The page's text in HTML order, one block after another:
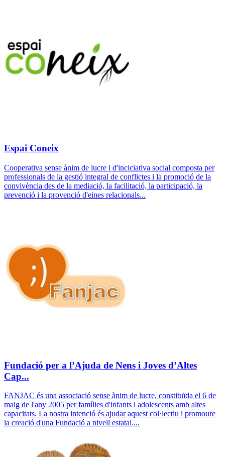
Espai Coneix
Cooperativa sense ànim de lucre i d'inciciativa social composta per
professionals de la gestió integral de conflictes i la promoció de la
convivència des de la mediació, la facilitació, la participació, la
prevenció i la provenció d'eines relacionals...
Fundació per a l’Ajuda de Nens i Joves d’Altes
Cap...
FANJAC és una associació sense ànim de lucre, constituïda el 6 de
maig de l'any 2005 per famílies d'infants i adolescents amb altes
capacitats. La nostra intenció és ajudar aquest col·lectiu i promoure
la creació d'una Fundació a nivell estatal....